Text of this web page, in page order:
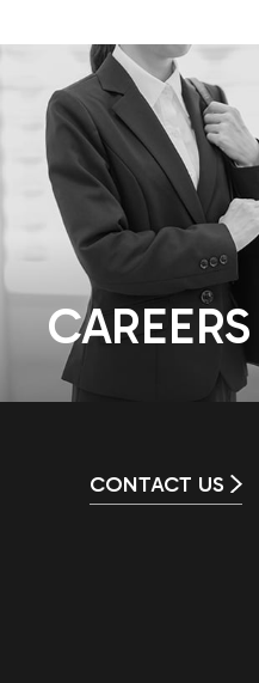
CAREERS
CONTACT US